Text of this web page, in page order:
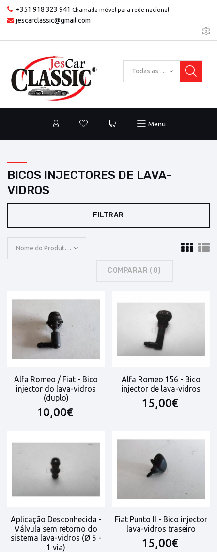
+351 918 323 941 Chamada móvel para rede nacional
jescarclassic@gmail.com
Todas as categorias
Menu
BICOS INJECTORES DE LAVA-
VIDROS
FILTRAR
Nome do Produto: A a Z
COMPARAR (0)
Alfa Romeo / Fiat - Bico
injector do lava-vidros
(duplo)
10,00€
Alfa Romeo 156 - Bico
injector de lava-vidros
15,00€
Aplicação Desconhecida -
Válvula sem retorno do
sistema lava-vidros (Ø 5 -
1 via)
Fiat Punto II - Bico injector
lava-vidros traseiro
15,00€